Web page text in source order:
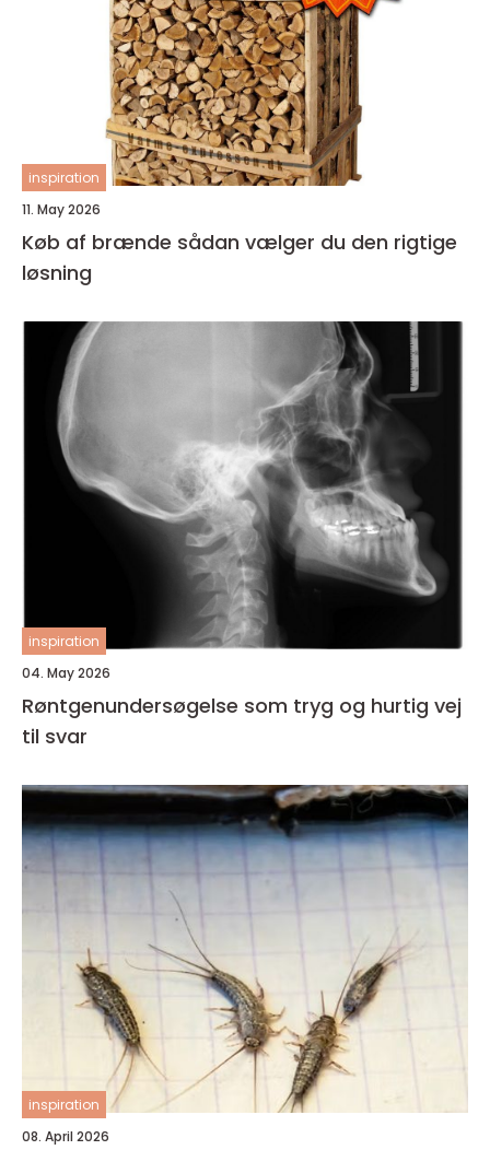
inspiration
11. May 2026
Køb af brænde sådan vælger du den rigtige
løsning
inspiration
04. May 2026
Røntgenundersøgelse som tryg og hurtig vej
til svar
inspiration
08. April 2026